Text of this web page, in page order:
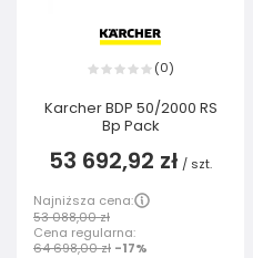
(0)
Karcher BDP 50/2000 RS
Bp Pack
53 692,92 zł / szt.
Najniższa cena:
53 088,00 zł
Cena regularna:
64 698,00 zł -17%